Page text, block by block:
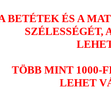
BETÉTEK ÉS A
SZÉLESSÉGÉT,
TÖBB MINT 1000-
LEHET